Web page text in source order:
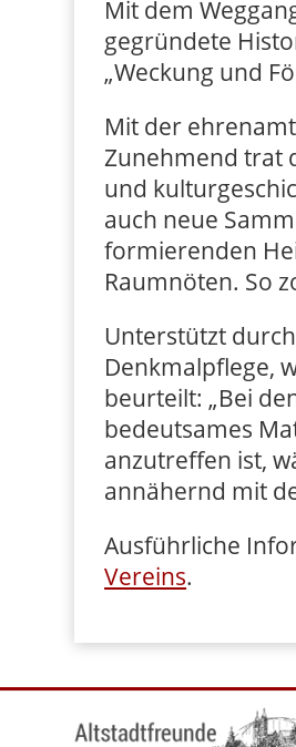
Mit dem
gegründete
„Weckung und
Mit der
Zunehmend trat
und
auch neue
formierenden
Raumnöten. So
Unterstützt
Denkmalpflege,
beurteilt: „Bei
bedeutsames
anzutreffen ist,
annähernd mit
Ausführliche
Vereins.